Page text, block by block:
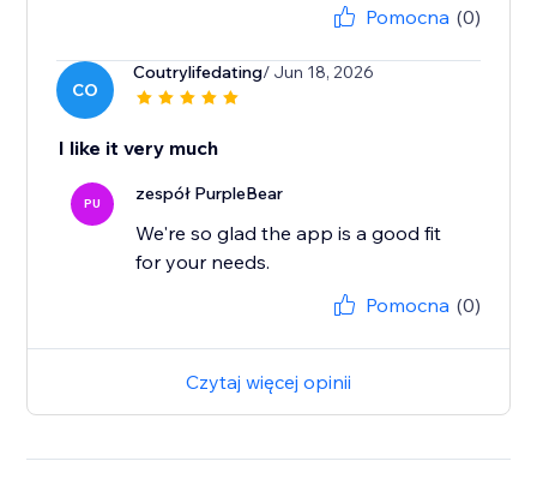
Pomocna (0)
CO
Coutrylifedating/ Jun 18, 2026
I like it very much
PU zespół PurpleBear
We're so glad the app is a good fit
for your needs.
Pomocna (0)
Czytaj więcej opinii